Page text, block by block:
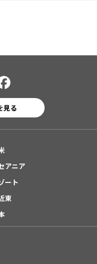
見る
アニア
ート
東